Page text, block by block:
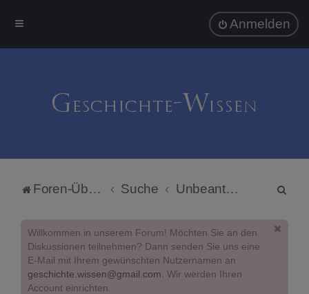
Anmelden
Foren-Übersicht Suche Unbeantwortete Themen
Willkommen in unserem Forum! Möchten Sie an den
Diskussionen teilnehmen? Dann senden Sie uns eine
E-Mail mit Ihrem gewünschten Nutzernamen an
geschichte.wissen@gmail.com. Wir werden Ihren
Account einrichten.